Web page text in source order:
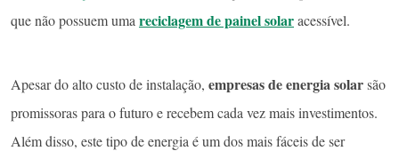
que não possuem uma reciclagem de painel solaracessível.
Apesar do alto custo de instalação, empresas de energia solarsão
promissoras para o futuro e recebem cada vez mais investimentos.
Além disso, este tipo de energia é um dos mais fáceis de ser